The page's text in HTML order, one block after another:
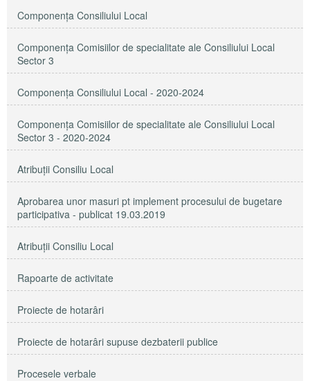
Componența Consiliului Local
Componența Comisiilor de specialitate ale Consiliului Local
Sector 3
Componenţa Consiliului Local - 2020-2024
Componenţa Comisiilor de specialitate ale Consiliului Local
Sector 3 - 2020-2024
Atribuţii Consiliu Local
Aprobarea unor masuri pt implement procesului de bugetare
participativa - publicat 19.03.2019
Atribuții Consiliu Local
Rapoarte de activitate
Proiecte de hotarâri
Proiecte de hotarâri supuse dezbaterii publice
Procesele verbale